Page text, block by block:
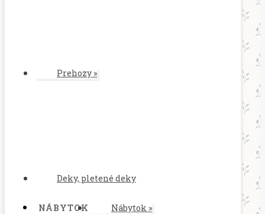
Prehozy »
Deky, pletené deky
NÁBYTOK Nábytok »